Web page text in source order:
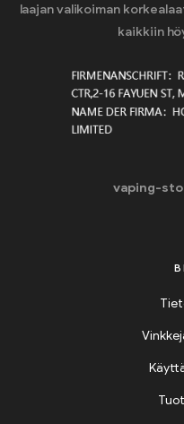
laajan valikoiman
kaikkiin
vaping-